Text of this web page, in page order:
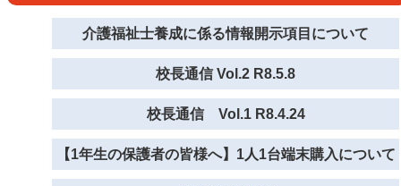
介護福祉士養成に係る情報開示項目について
校長通信 Vol.2 R8.5.8
校長通信 Vol.1 R8.4.24
【1年生の保護者の皆様へ】1人1台端末購入について